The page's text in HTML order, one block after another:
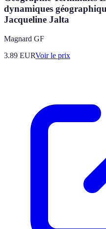
dynamiques
Jacqueline Jalta
Magnard GF
3.89 EURVoir le prix